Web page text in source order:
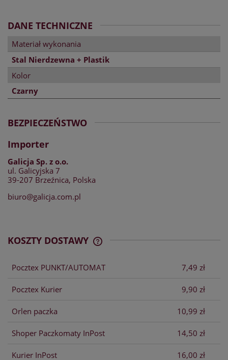
DANE TECHNICZNE
Materiał wykonania
Stal Nierdzewna + Plastik
Kolor
Czarny
BEZPIECZEŃSTWO
Importer
Galicja Sp. z o.o.
ul. Galicyjska 7
39-207 Brzeźnica, Polska
biuro@galicja.com.pl
KOSZTY DOSTAWY
Pocztex PUNKT/AUTOMAT 7,49 zł
Pocztex Kurier 9,90 zł
Orlen paczka 10,99 zł
Shoper Paczkomaty InPost 14,50 zł
Kurier InPost 16,00 zł